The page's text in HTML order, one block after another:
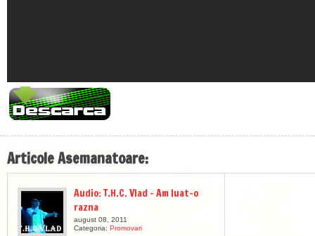
Articole Asemanatoare:
Audio: T.H.C. Vlad – Am luat-o
razna
august 08, 2011
Categoria: Promovari